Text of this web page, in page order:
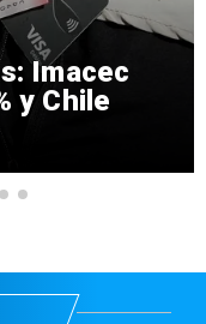
Imacec
y Chile